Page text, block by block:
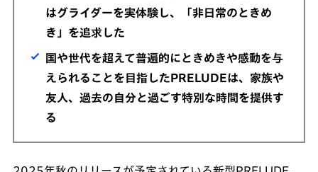
はグライダーを実体験し、「非日常のときめ
き」を追求した
国や世代を超えて普遍的にときめきや感動を与
えられることを目指したPRELUDEは、家族や
友人、過去の自分と過ごす特別な時間を提供す
る